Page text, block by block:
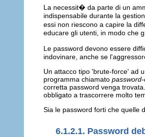
La necessit� da parte di un
indispensabile durante la
essi non riescono a capire la
educare gli utenti, in modo che
Le password devono essere
indovinare, anche se
Un attacco tipo 'brute-force' ad
programma chiamato
corretta password venga
obbligato a trascorrere molto
Sia le password forti che quelle
6.1.2.1. Password